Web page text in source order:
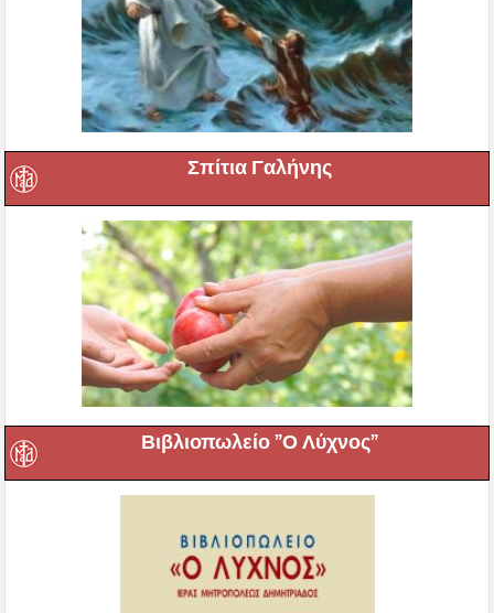
Σπίτια Γαλήνης
Βιβλιοπωλείο ”Ο Λύχνος”